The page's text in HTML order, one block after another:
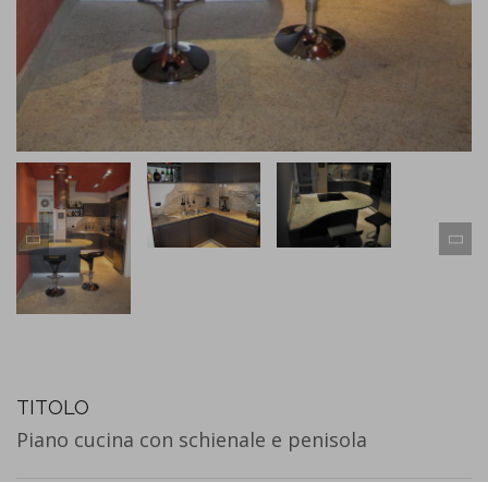
TITOLO
Piano cucina con schienale e penisola